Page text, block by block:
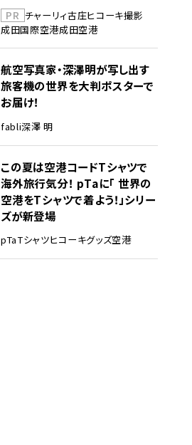
PR チャーリィ古庄ヒコーキ撮影
成田国際空港成田空港
航空写真家・深澤明が写し出す
旅客機の世界を大判ポスターで
お届け！
fabli深澤 明
この夏は空港コードTシャツで
海外旅行気分！ pTaに「 世界の
空港をTシャツで着よう！」シリー
ズが新登場
pTaTシャツヒコーキグッズ空港